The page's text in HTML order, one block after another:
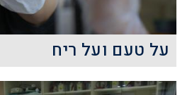
קרא עוד
חמישה חושים מרכזיים
על טעם ועל ריח